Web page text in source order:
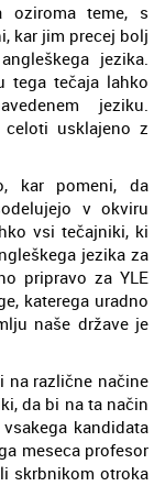
oziroma teme, s
kar jim precej bolj
jezika.
tega tečaja lahko
jeziku.
celoti usklajeno z
kar pomeni, da
v okviru
vsi tečajniki, ki
jezika za
pripravo za YLE
katerega uradno
naše države je
na različne načine
da bi na ta način
kandidata
meseca profesor
skrbnikom otroka